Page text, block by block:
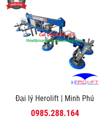
Đại lý Herolift | Minh Phú
0985.288.164